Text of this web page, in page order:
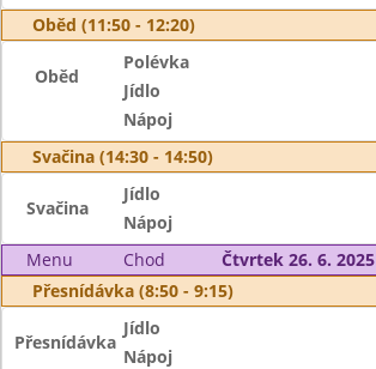
Oběd (11:50 - 12:20)
Oběd
Polévka
Jídlo
Nápoj
Svačina (14:30 - 14:50)
Svačina
Jídlo
Nápoj
Menu
Chod
Čtvrtek 26. 6. 2025
Přesnídávka (8:50 - 9:15)
Přesnídávka
Jídlo
Nápoj